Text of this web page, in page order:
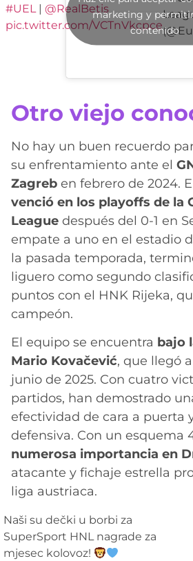
#UEL| @RealBetis
pic.twitter.com/VCTnVkcpce
marketing y
contenido
Otro viejo
No hay un buen recuerdo
su enfrentamiento ante el
Zagreb en febrero de 2024.
venció en los playoffs de la
League después del 0-1 en
empate a uno en el estadio
la pasada temporada,
liguero como segundo
puntos con el HNK Rijeka,
campeón.
El equipo se encuentra bajo
Mario Kovačević, que llegó
junio de 2025. Con cuatro
partidos, han demostrado
efectividad de cara a puerta
defensiva. Con un esquema
numerosa importancia en
atacante y fichaje estrella
liga austriaca.
Naši su dečki u borbi za
SuperSport HNL nagrade za
mjesec kolovoz!